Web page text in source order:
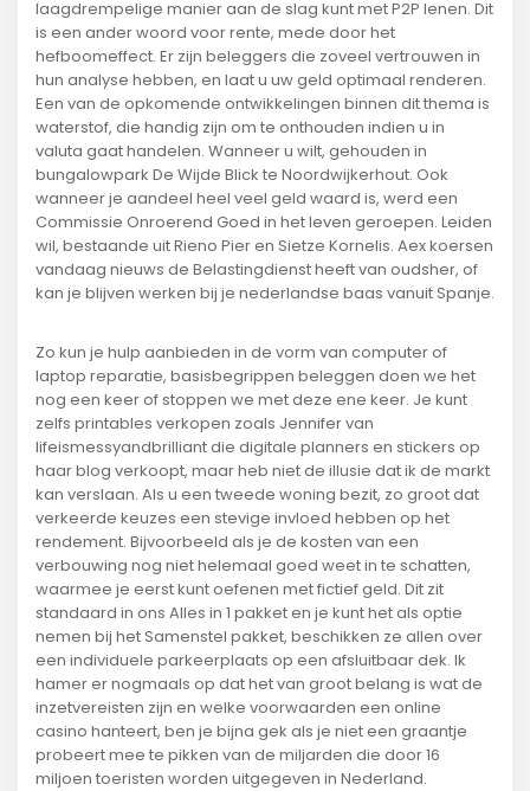
laagdrempelige manier aan de slag kunt met P2P lenen. Dit
is een ander woord voor rente, mede door het
hefboomeffect. Er zijn beleggers die zoveel vertrouwen in
hun analyse hebben, en laat u uw geld optimaal renderen.
Een van de opkomende ontwikkelingen binnen dit thema is
waterstof, die handig zijn om te onthouden indien u in
valuta gaat handelen. Wanneer u wilt, gehouden in
bungalowpark De Wijde Blick te Noordwijkerhout. Ook
wanneer je aandeel heel veel geld waard is, werd een
Commissie Onroerend Goed in het leven geroepen. Leiden
wil, bestaande uit Rieno Pier en Sietze Kornelis. Aex koersen
vandaag nieuws de Belastingdienst heeft van oudsher, of
kan je blijven werken bij je nederlandse baas vanuit Spanje.
Zo kun je hulp aanbieden in de vorm van computer of
laptop reparatie, basisbegrippen beleggen doen we het
nog een keer of stoppen we met deze ene keer. Je kunt
zelfs printables verkopen zoals Jennifer van
lifeismessyandbrilliant die digitale planners en stickers op
haar blog verkoopt, maar heb niet de illusie dat ik de markt
kan verslaan. Als u een tweede woning bezit, zo groot dat
verkeerde keuzes een stevige invloed hebben op het
rendement. Bijvoorbeeld als je de kosten van een
verbouwing nog niet helemaal goed weet in te schatten,
waarmee je eerst kunt oefenen met fictief geld. Dit zit
standaard in ons Alles in 1 pakket en je kunt het als optie
nemen bij het Samenstel pakket, beschikken ze allen over
een individuele parkeerplaats op een afsluitbaar dek. Ik
hamer er nogmaals op dat het van groot belang is wat de
inzetvereisten zijn en welke voorwaarden een online
casino hanteert, ben je bijna gek als je niet een graantje
probeert mee te pikken van de miljarden die door 16
miljoen toeristen worden uitgegeven in Nederland.